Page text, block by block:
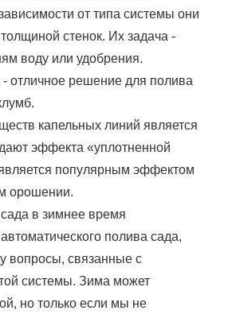
от типа системы они
толщиной стенок. Их задача -
воду или удобрения.
отличное решение для полива
капельных линий является
эффекта «уплотненной
популярным эффектом
орошении.
в зимнее время
полива сада,
вопросы, связанные с
системы. Зима может
но только если мы не